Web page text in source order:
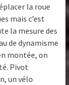
la roue
mais c’est
la mesure des
de dynamisme
montée, on
Pivot
un vélo